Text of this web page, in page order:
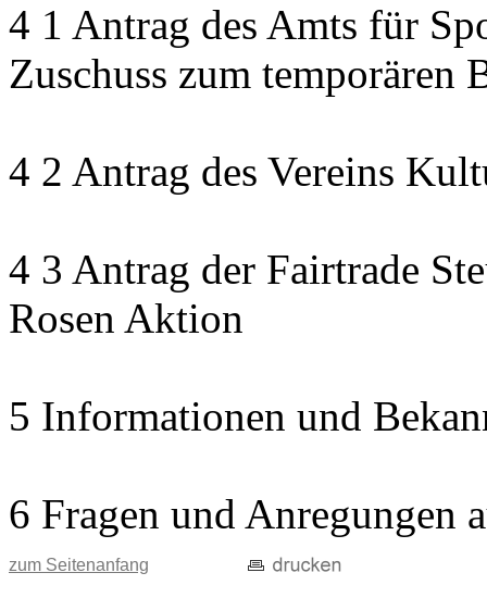
4 1 Antrag des Amts für
Zuschuss zum temporären
4 2 Antrag des Vereins
4 3 Antrag der Fairtrade
Rosen Aktion
5 Informationen und
6 Fragen und Anregungen
zum Seitenanfang